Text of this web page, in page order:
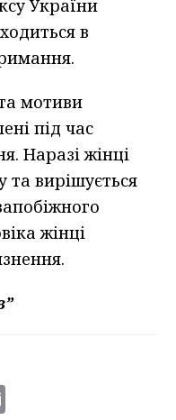
України
в
мотиви
під час
Наразі жінці
та вирішується
жінці